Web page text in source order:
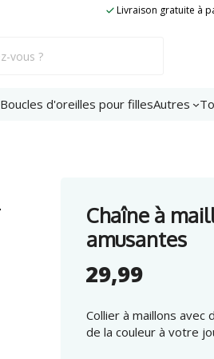
Livraison gratuite à
Boucles d'oreilles pour fillesAutres
Chaîne à
amusantes
29,99
Collier à maillons avec
de la couleur à votre